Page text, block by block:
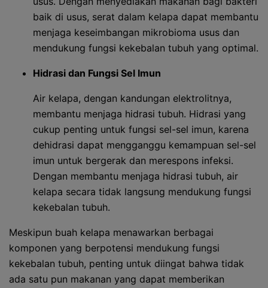
baik di usus, serat dalam kelapa dapat membantu
menjaga keseimbangan mikrobioma usus dan
mendukung fungsi kekebalan tubuh yang optimal.
Hidrasi dan Fungsi Sel Imun
Air kelapa, dengan kandungan elektrolitnya,
membantu menjaga hidrasi tubuh. Hidrasi yang
cukup penting untuk fungsi sel-sel imun, karena
dehidrasi dapat mengganggu kemampuan sel-sel
imun untuk bergerak dan merespons infeksi.
Dengan membantu menjaga hidrasi tubuh, air
kelapa secara tidak langsung mendukung fungsi
kekebalan tubuh.
Meskipun buah kelapa menawarkan berbagai
komponen yang berpotensi mendukung fungsi
kekebalan tubuh, penting untuk diingat bahwa tidak
ada satu pun makanan yang dapat memberikan